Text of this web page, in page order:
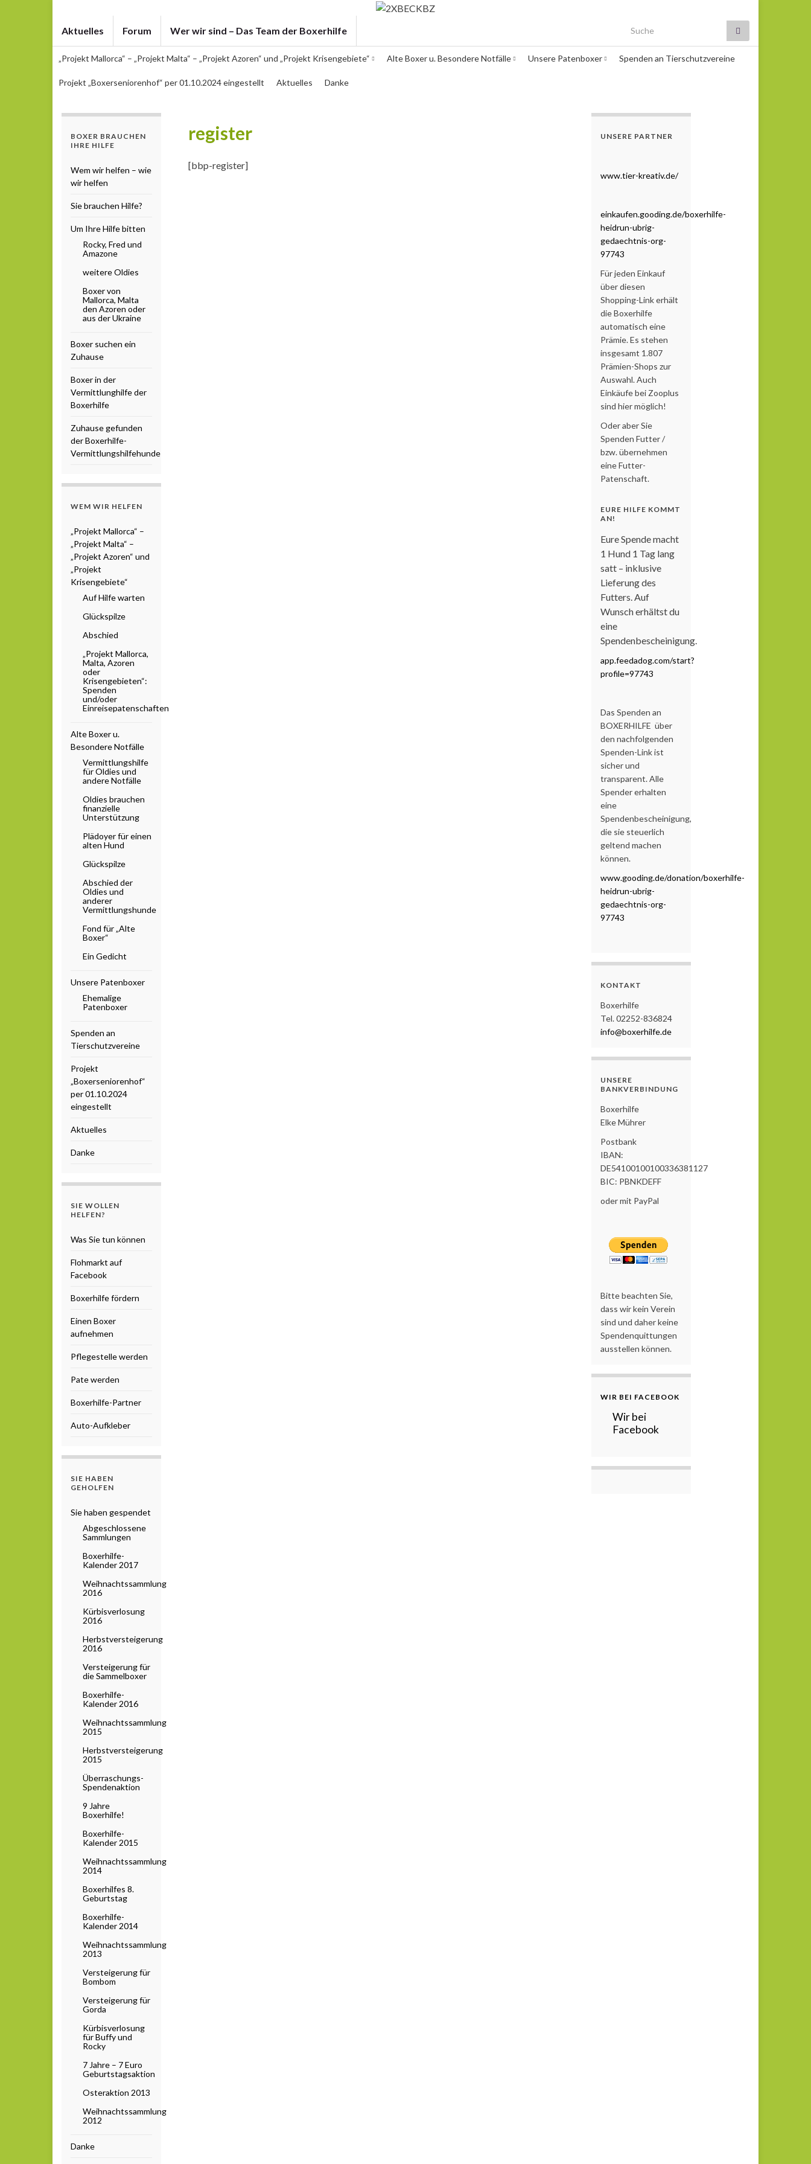
Aktuelles Forum Wer wir sind – Das Team der Boxerhilfe Search for:
„Projekt Mallorca“ – „Projekt Malta“ – „Projekt Azoren“ und „Projekt Krisengebiete“ Alte Boxer u. Besondere Notfälle Unsere Patenboxer Spenden an Tierschutzvereine
Projekt „Boxerseniorenhof“ per 01.10.2024 eingestellt Aktuelles Danke
register
[bbp-register]
BOXER BRAUCHEN
IHRE HILFE
Wem wir helfen – wie
wir helfen
Sie brauchen Hilfe?
Um Ihre Hilfe bitten
Rocky, Fred und
Amazone
weitere Oldies
Boxer von
Mallorca, Malta
den Azoren oder
aus der Ukraine
Boxer suchen ein
Zuhause
Boxer in der
Vermittlunghilfe der
Boxerhilfe
Zuhause gefunden
der Boxerhilfe-
Vermittlungshilfehunde
WEM WIR HELFEN
„Projekt Mallorca“ –
„Projekt Malta“ –
„Projekt Azoren“ und
„Projekt
Krisengebiete“
Auf Hilfe warten
Glückspilze
Abschied
„Projekt Mallorca,
Malta, Azoren
oder
Krisengebieten“:
Spenden
und/oder
Einreisepatenschaften
Alte Boxer u.
Besondere Notfälle
Vermittlungshilfe
für Oldies und
andere Notfälle
Oldies brauchen
finanzielle
Unterstützung
Plädoyer für einen
alten Hund
Glückspilze
Abschied der
Oldies und
anderer
Vermittlungshunde
Fond für „Alte
Boxer“
Ein Gedicht
Unsere Patenboxer
Ehemalige
Patenboxer
Spenden an
Tierschutzvereine
Projekt
„Boxerseniorenhof“
per 01.10.2024
eingestellt
Aktuelles
Danke
SIE WOLLEN
HELFEN?
Was Sie tun können
Flohmarkt auf
Facebook
Boxerhilfe fördern
Einen Boxer
aufnehmen
Pflegestelle werden
Pate werden
Boxerhilfe-Partner
Auto-Aufkleber
SIE HABEN
GEHOLFEN
Sie haben gespendet
Abgeschlossene
Sammlungen
Boxerhilfe-
Kalender 2017
Weihnachtssammlung
2016
Kürbisverlosung
2016
Herbstversteigerung
2016
Versteigerung für
die Sammelboxer
Boxerhilfe-
Kalender 2016
Weihnachtssammlung
2015
Herbstversteigerung
2015
Überraschungs-
Spendenaktion
9 Jahre
Boxerhilfe!
Boxerhilfe-
Kalender 2015
Weihnachtssammlung
2014
Boxerhilfes 8.
Geburtstag
Boxerhilfe-
Kalender 2014
Weihnachtssammlung
2013
Versteigerung für
Bombom
Versteigerung für
Gorda
Kürbisverlosung
für Buffy und
Rocky
7 Jahre – 7 Euro
Geburtstagsaktion
Osteraktion 2013
Weihnachtssammlung
2012
Danke
UNSERE PARTNER
www.tier-kreativ.de/
einkaufen.gooding.de/boxerhilfe-
heidrun-ubrig-
gedaechtnis-org-
97743
Für jeden Einkauf
über diesen
Shopping-Link erhält
die Boxerhilfe
automatisch eine
Prämie. Es stehen
insgesamt 1.807
Prämien-Shops zur
Auswahl. Auch
Einkäufe bei Zooplus
sind hier möglich!
Oder aber Sie
Spenden Futter /
bzw. übernehmen
eine Futter-
Patenschaft.
EURE HILFE KOMMT
AN!
Eure Spende macht
1 Hund 1 Tag lang
satt – inklusive
Lieferung des
Futters. Auf
Wunsch erhältst du
eine
Spendenbescheinigung.
app.feedadog.com/start?
profile=97743
Das Spenden an
BOXERHILFE über
den nachfolgenden
Spenden-Link ist
sicher und
transparent. Alle
Spender erhalten
eine
Spendenbescheinigung,
die sie steuerlich
geltend machen
können.
www.gooding.de/donation/boxerhilfe-
heidrun-ubrig-
gedaechtnis-org-
97743
KONTAKT
Boxerhilfe
Tel. 02252-836824
info@boxerhilfe.de
UNSERE
BANKVERBINDUNG
Boxerhilfe
Elke Mührer
Postbank
IBAN:
DE54100100100336381127
BIC: PBNKDEFF
oder mit PayPal
Bitte beachten Sie,
dass wir kein Verein
sind und daher keine
Spendenquittungen
ausstellen können.
WIR BEI FACEBOOK
Wir bei
Facebook